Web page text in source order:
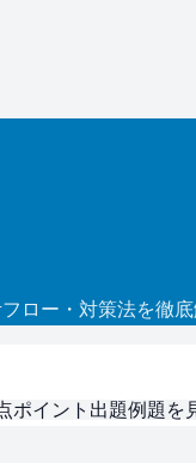
ロー・対策法を徹
ポイント 出題例題を